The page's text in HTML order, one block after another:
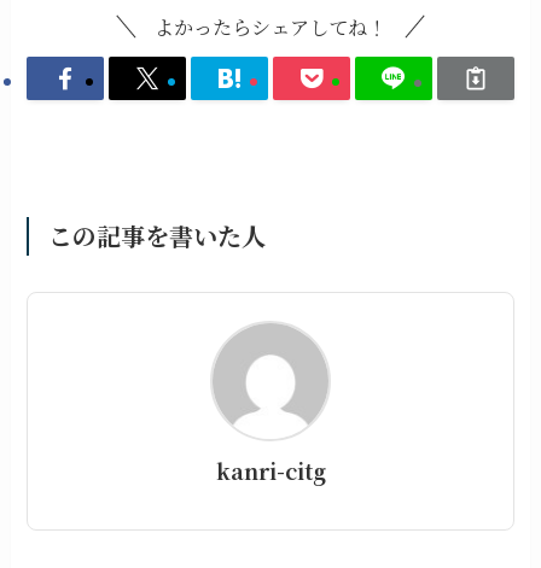
よかったらシェアしてね！
この記事を書いた人
kanri-citg